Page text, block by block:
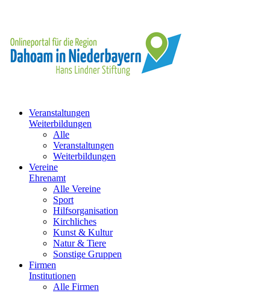
Veranstaltungen
Weiterbildungen
Alle
Veranstaltungen
Weiterbildungen
Vereine
Ehrenamt
Alle Vereine
Sport
Hilfsorganisation
Kirchliches
Kunst & Kultur
Natur & Tiere
Sonstige Gruppen
Firmen
Institutionen
Alle Firmen